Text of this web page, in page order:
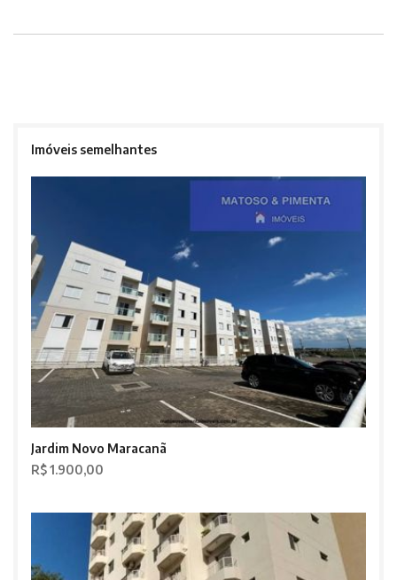
Imóveis semelhantes
Jardim Novo Maracanã
R$ 1.900,00